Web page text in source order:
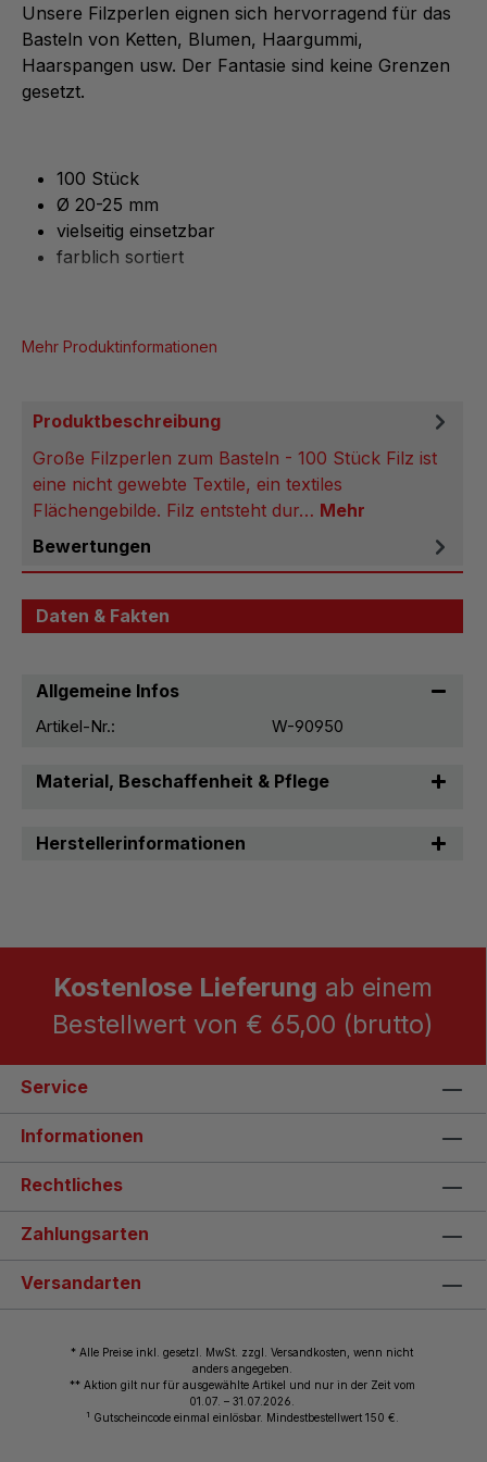
Unsere Filzperlen eignen sich hervorragend für das
Basteln von Ketten, Blumen, Haargummi,
Haarspangen usw. Der Fantasie sind keine Grenzen
gesetzt.
100 Stück
Ø 20-25 mm
vielseitig einsetzbar
farblich sortiert
Mehr Produktinformationen
Produktbeschreibung
Große Filzperlen zum Basteln - 100 Stück Filz ist
eine nicht gewebte Textile, ein textiles
Flächengebilde. Filz entsteht dur… Mehr
Bewertungen
Daten & Fakten
Allgemeine Infos
Artikel-Nr.: W-90950
Material, Beschaffenheit & Pflege
Herstellerinformationen
Kostenlose Lieferung ab einem
Bestellwert von € 65,00 (brutto)
Service
Informationen
Rechtliches
Zahlungsarten
Versandarten
* Alle Preise inkl. gesetzl. MwSt. zzgl. Versandkosten, wenn nicht
anders angegeben.
** Aktion gilt nur für ausgewählte Artikel und nur in der Zeit vom
01.07. – 31.07.2026.
1 Gutscheincode einmal einlösbar. Mindestbestellwert 150 €.